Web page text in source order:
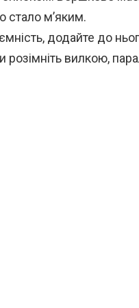
стало м’яким.
додайте до
розімніть вилкою,